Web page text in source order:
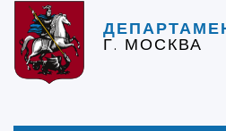
Г. МОСКВА